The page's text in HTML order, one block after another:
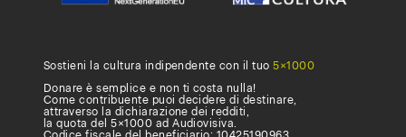
Sostieni la cultura indipendente con il tuo5×1000
Donare è semplice e non ti costa nulla!
Come contribuente puoi decidere di destinare,
attraverso la dichiarazione dei redditi,
la quota del 5×1000 ad Audiovisiva.